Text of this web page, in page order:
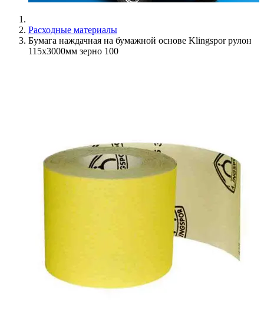
Расходные материалы
Бумага наждачная на бумажной основе Klingspor рулон
115х3000мм зерно 100